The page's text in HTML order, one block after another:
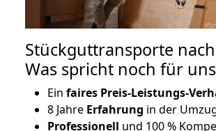
Stückguttransporte
Was spricht noch für
Ein faires Preis-Leistungs-
8 Jahre Erfahrung in der
Professionell und 100 %